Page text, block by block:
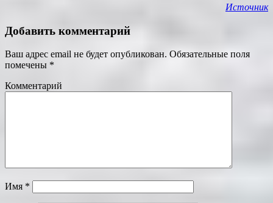
Источник
Добавить комментарий
Ваш адрес email не будет опубликован. Обязательные поля
помечены *
Комментарий
Имя *